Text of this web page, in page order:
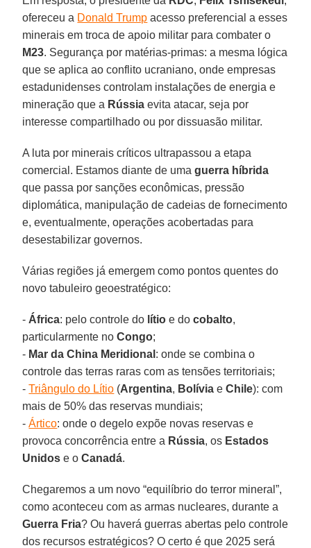
ofereceu a Donald Trump acesso preferencial a esses
minerais em troca de apoio militar para combater o
M23. Segurança por matérias-primas: a mesma lógica
que se aplica ao conflito ucraniano, onde empresas
estadunidenses controlam instalações de energia e
mineração que a Rússia evita atacar, seja por
interesse compartilhado ou por dissuasão militar.
A luta por minerais críticos ultrapassou a etapa
comercial. Estamos diante de umaguerra híbrida
que passa por sanções econômicas, pressão
diplomática, manipulação de cadeias de fornecimento
e, eventualmente, operações acobertadas para
desestabilizar governos.
Várias regiões já emergem como pontos quentes do
novo tabuleiro geoestratégico:
- África: pelo controle do lítio e docobalto,
particularmente noCongo;
- Mar da China Meridional : onde se combina o
controle das terras raras com as tensões territoriais;
-Triângulo do Lítio (Argentina, Bolívia eChile): com
mais de 50% das reservas mundiais;
-Ártico: onde o degelo expõe novas reservas e
provoca concorrência entre a Rússia, os Estados
Unidos e oCanadá.
Chegaremos a um novo “equilíbrio do terror mineral”,
como aconteceu com as armas nucleares, durante a
Guerra Fria? Ou haverá guerras abertas pelo controle
dos recursos estratégicos? O certo é que 2025 será